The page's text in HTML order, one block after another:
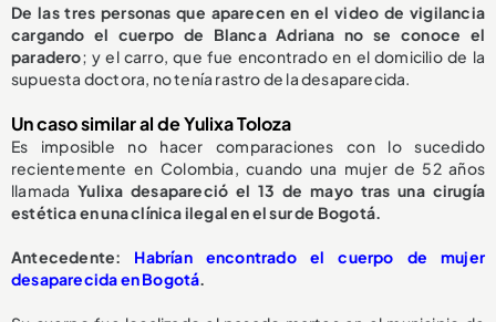
De las tres personas que aparecen en el video de vigilancia
cargando el cuerpo de Blanca Adriana no se conoce el
paradero; y el carro, que fue encontrado en el domicilio de la
supuesta doctora, no tenía rastro de la desaparecida.
Un caso similar al de Yulixa Toloza
Es imposible no hacer comparaciones con lo sucedido
recientemente en Colombia, cuando una mujer de 52 años
llamadaYulixa desapareció el 13 de mayo tras una cirugía
estética en una clínica ilegal en el sur de Bogotá.
Antecedente: Habrían encontrado el cuerpo de mujer
desaparecida en Bogotá.